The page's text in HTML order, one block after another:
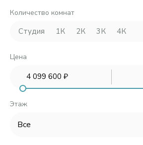
ул. Потребкооперации, 34 - 3 подъезд
ул. Потребкооперации, 34 - 2 подъезд
Количество комнат
Студия 1К 2К 3К 4К
Цена
Этаж